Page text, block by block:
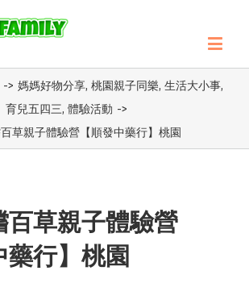
-> 媽媽好物分享, 桃園親子同樂, 生活大小事,
育兒五四三, 體驗活動 ->
草親子體驗營【順發中藥行】桃園
百草親子體驗營
藥行】桃園